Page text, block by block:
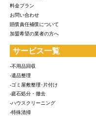
料金プラン
お問い合わせ
賠償責任補償について
加盟希望の業者の方へ
サービス一覧
-不用品回収
-遺品整理
-ゴミ屋敷整理･片付け
-庭石処分・撤去
-ハウスクリーニング
-特殊清掃